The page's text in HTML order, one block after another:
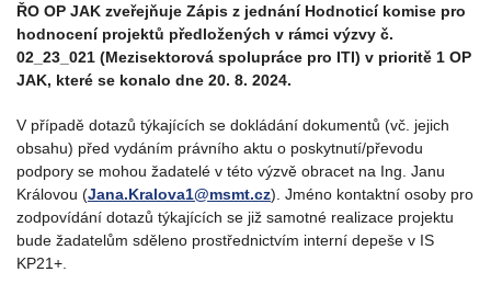
ŘO OP JAK zveřejňuje Zápis z jednání Hodnoticí komise pro
hodnocení projektů předložených v rámci výzvy č.
02_23_021 (Mezisektorová spolupráce pro ITI) v prioritě 1 OP
JAK, které se konalo dne 20. 8. 2024.
V případě dotazů týkajících se dokládání dokumentů (vč. jejich
obsahu) před vydáním právního aktu o poskytnutí/převodu
podpory se mohou žadatelé v této výzvě obracet na Ing. Janu
Královou (Jana.Kralova1@msmt.cz). Jméno kontaktní osoby pro
zodpovídání dotazů týkajících se již samotné realizace projektu
bude žadatelům sděleno prostřednictvím interní depeše v IS
KP21+.